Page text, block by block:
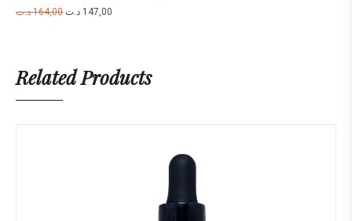
164,00 د.ت 147,00 د.ت
Related Products